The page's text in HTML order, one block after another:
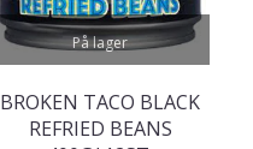
På lager
BROKEN TACO BLACK
REFRIED BEANS